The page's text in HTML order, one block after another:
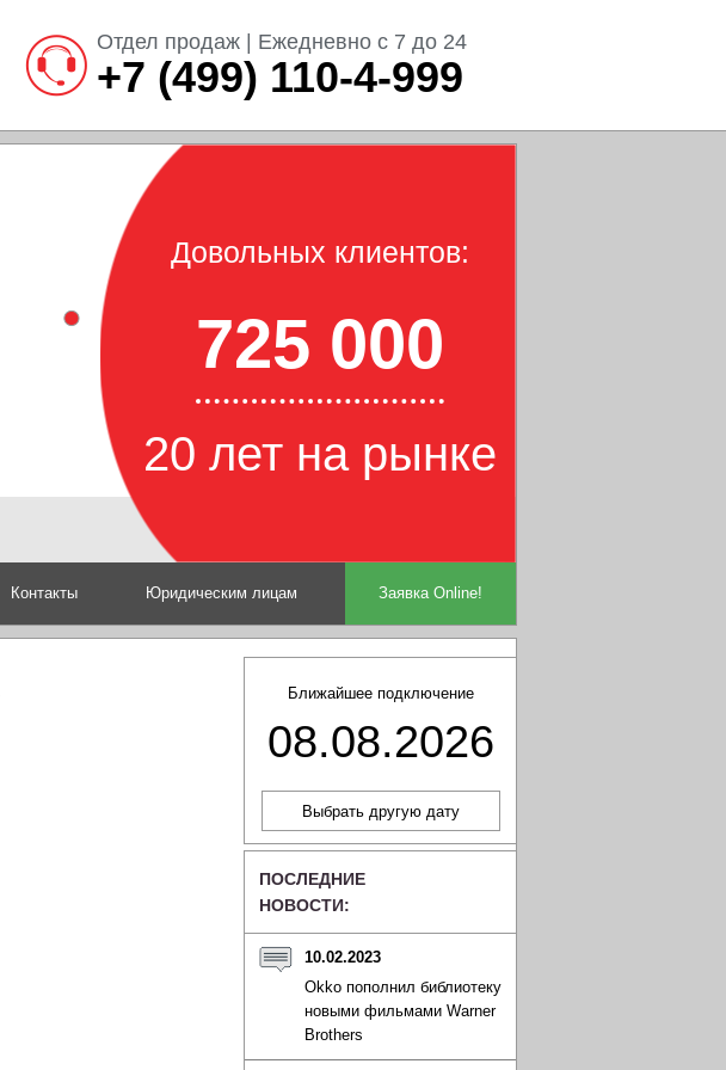
Отдел продаж | Ежедневно с 7 до 24
+7 (499) 110-4-999
Довольных клиентов:
725 000
20 лет на рынке
Контакты Юридическим лицам Заявка Online!
Ближайшее подключение
08.08.2026
ПОСЛЕДНИЕ
НОВОСТИ:
10.02.2023
Okko пополнил библиотеку
новыми фильмами Warner
Brothers